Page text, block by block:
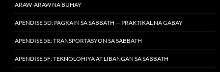
ARAW-ARAW NA BUHAY
APENDISE 5D: PAGKAIN SA SABBATH — PRAKTIKAL NA GABAY
APENDISE 5E: TRANSPORTASYON SA SABBATH
APENDISE 5F: TEKNOLOHIYA AT LIBANGAN SA SABBATH